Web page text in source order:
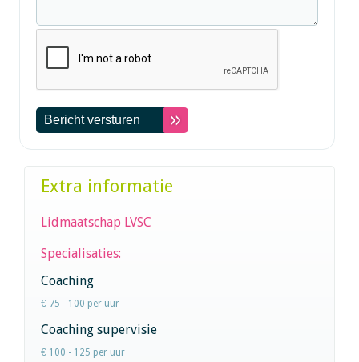
Extra informatie
Lidmaatschap LVSC
Specialisaties:
Coaching
€ 75 - 100 per uur
Coaching supervisie
€ 100 - 125 per uur